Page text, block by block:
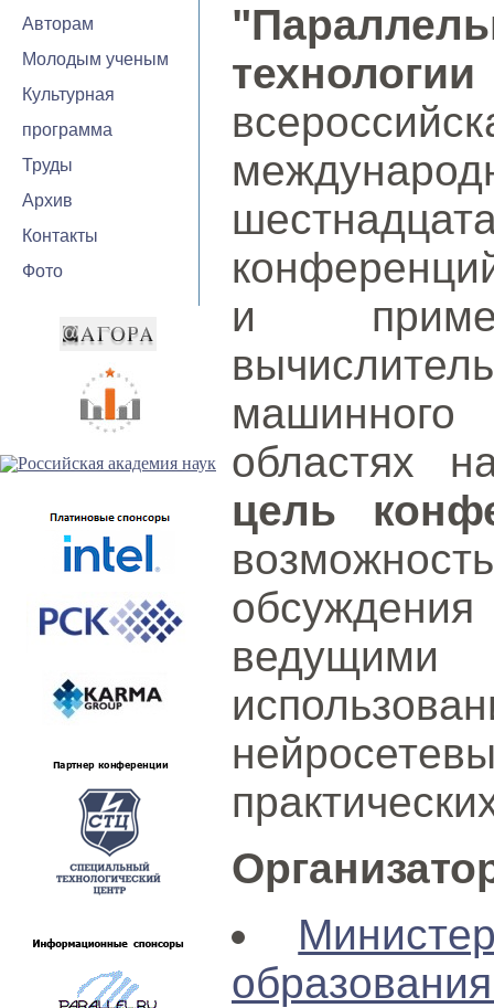
Авторам
Молодым ученым
Культурная
программа
Труды
Архив
Контакты
Фото
и
областях
цель
ведущими